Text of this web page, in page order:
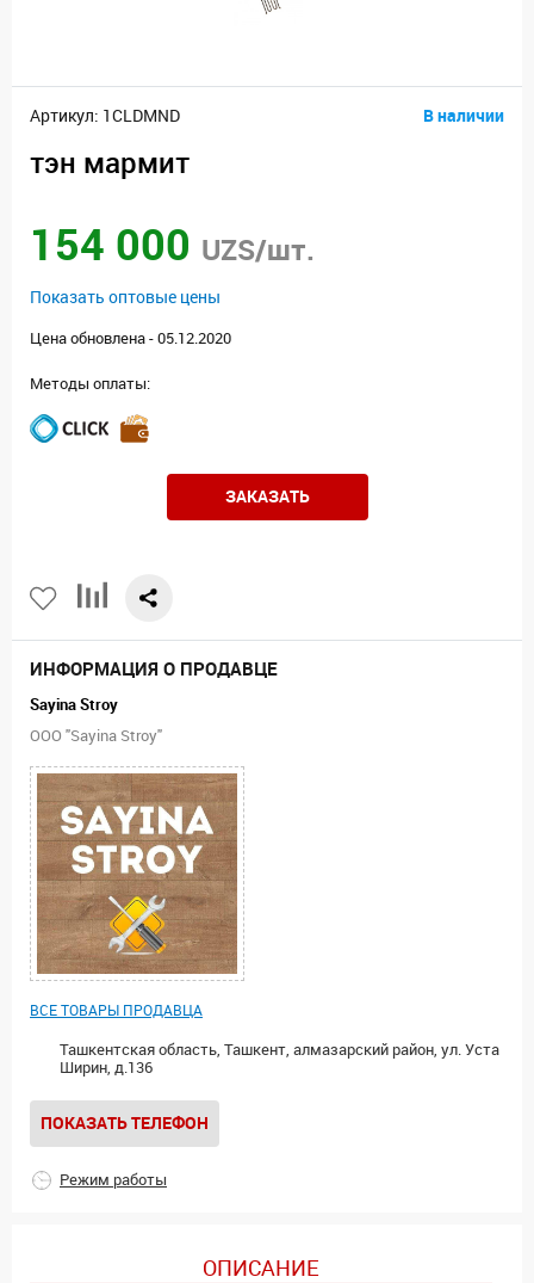
Артикул: 1CLDMND В наличии
тэн мармит
154 000 UZS/шт.
Показать оптовые цены
Цена обновлена - 05.12.2020
Методы оплаты:
ЗАКАЗАТЬ
ИНФОРМАЦИЯ О ПРОДАВЦЕ
Sayina Stroy
ООО "Sayina Stroy"
ВСЕ ТОВАРЫ ПРОДАВЦА
Ташкентская область, Ташкент, алмазарский район, ул. Уста
Ширин, д.136
ПОКАЗАТЬ ТЕЛЕФОН
Режим работы
ОПИСАНИЕ